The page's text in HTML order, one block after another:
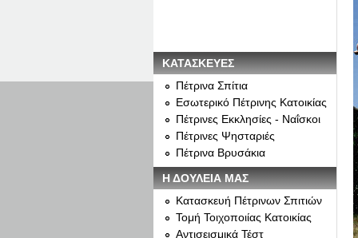
ΚΑΤΑΣΚΕΥΕΣ
Πέτρινα Σπίτια
Εσωτερικό Πέτρινης Κατοικίας
Πέτρινες Εκκλησίες - Ναΐσκοι
Πέτρινες Ψησταριές
Πέτρινα Βρυσάκια
Η ΔΟΥΛΕΙΑ ΜΑΣ
Κατασκευή Πέτρινων Σπιτιών
Τομή Τοιχοποιίας Κατοικίας
Αντισεισμικά Τέστ